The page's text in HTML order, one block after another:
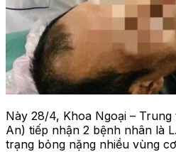
Này 28/4, Khoa Ngoại –
An) tiếp nhận 2 bệnh nhân là
trạng bỏng nặng nhiều vùng